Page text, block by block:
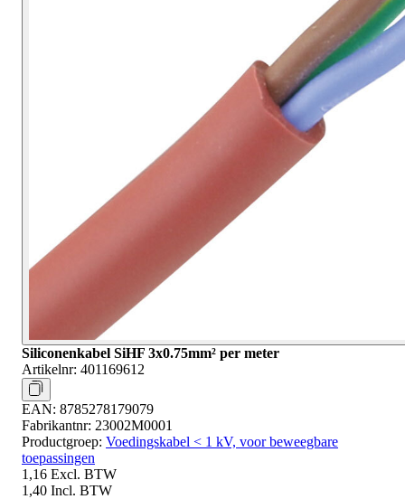
Siliconenkabel SiHF 3x0.75mm² per meter
Artikelnr: 401169612
EAN: 8785278179079
Fabrikantnr: 23002M0001
Productgroep: Voedingskabel < 1 kV, voor beweegbare
toepassingen
1,16 Excl. BTW
1,40 Incl. BTW